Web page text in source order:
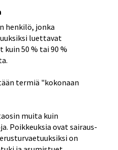
henkilö, jonka
luettavat
50 % tai 90 %
termiä "kokonaan
muita kuin
Poikkeuksia ovat sairaus-
on